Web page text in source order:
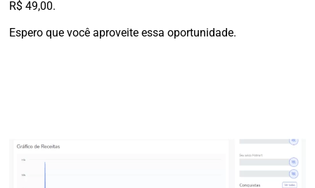
R$ 49,00.
Espero que você aproveite essa oportunidade.